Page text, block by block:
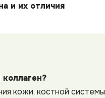
и их отличия
кожи, костной системы